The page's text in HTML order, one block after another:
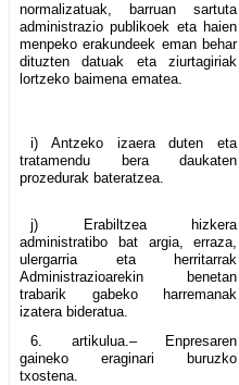
normalizatuak, barruan sartuta
administrazio publikoek eta haien
menpeko erakundeek eman behar
dituzten datuak eta ziurtagiriak
lortzeko baimena ematea.
i) Antzeko izaera duten eta
tratamendu bera daukaten
prozedurak bateratzea.
j) Erabiltzea hizkera
administratibo bat argia, erraza,
ulergarria eta herritarrak
Administrazioarekin benetan
trabarik gabeko harremanak
izatera bideratua.
6. artikulua.– Enpresaren
gaineko eraginari buruzko
txostena.